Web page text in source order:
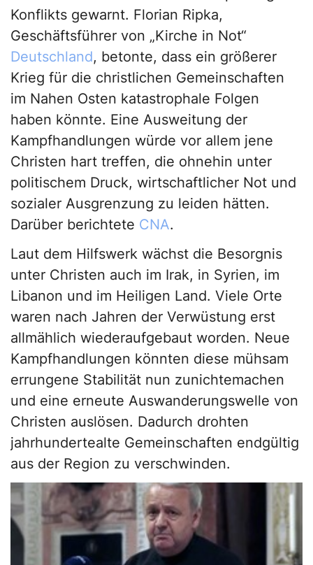
Konflikts gewarnt. Florian Ripka,
Geschäftsführer von „Kirche in Not“
Deutschland, betonte, dass ein größerer
Krieg für die christlichen Gemeinschaften
im Nahen Osten katastrophale Folgen
haben könnte. Eine Ausweitung der
Kampfhandlungen würde vor allem jene
Christen hart treffen, die ohnehin unter
politischem Druck, wirtschaftlicher Not und
sozialer Ausgrenzung zu leiden hätten.
Darüber berichtete CNA.
Laut dem Hilfswerk wächst die Besorgnis
unter Christen auch im Irak, in Syrien, im
Libanon und im Heiligen Land. Viele Orte
waren nach Jahren der Verwüstung erst
allmählich wiederaufgebaut worden. Neue
Kampfhandlungen könnten diese mühsam
errungene Stabilität nun zunichtemachen
und eine erneute Auswanderungswelle von
Christen auslösen. Dadurch drohten
jahrhundertealte Gemeinschaften endgültig
aus der Region zu verschwinden.